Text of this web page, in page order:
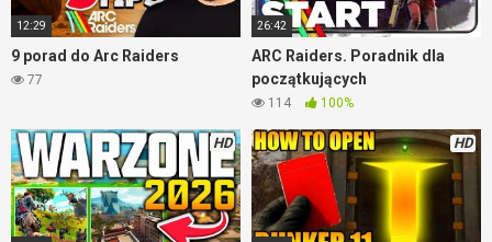
12:29
9 porad do Arc Raiders
77
26:42
ARC Raiders. Poradnik dla
początkujących
114 100%
HD HD